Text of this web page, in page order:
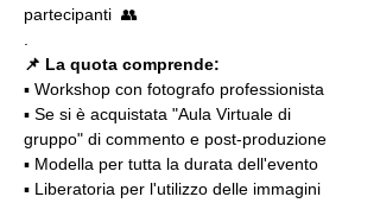
partecipanti  👥
📌 La quota comprende:
▪️ Workshop con fotografo professionista
▪️ Se si è acquistata "Aula Virtuale di
gruppo" di commento e post-produzione
▪️ Modella per tutta la durata dell'evento
▪️ Liberatoria per l'utilizzo delle immagini